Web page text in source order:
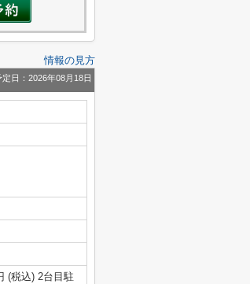
情報の見方
日：2026年08月18日
(税込) 2台目駐